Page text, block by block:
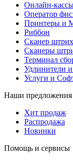
Онлайн-
Оператор
Принтеры и
Риббон
Сканер
Сканеры
Терминал
Удлинители и
Услуги и
Наши предложения
Хит продаж
Распродажа
Новинки
Помощь и сервисы